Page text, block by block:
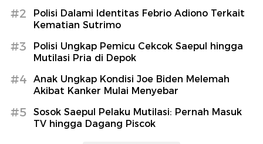
#2
Polisi Dalami Identitas Febrio Adiono Terkait
Kematian Sutrimo
#3
Polisi Ungkap Pemicu Cekcok Saepul hingga
Mutilasi Pria di Depok
#4
Anak Ungkap Kondisi Joe Biden Melemah
Akibat Kanker Mulai Menyebar
#5
Sosok Saepul Pelaku Mutilasi: Pernah Masuk
TV hingga Dagang Piscok